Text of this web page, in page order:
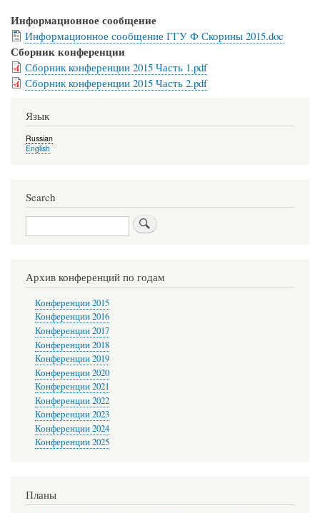
Информационное сообщение
Информационное сообщение ГГУ Ф Скорины 2015.doc
Сборник конференции
Сборник конференции 2015 Часть 1.pdf
Сборник конференции 2015 Часть 2.pdf
Язык
Russian
English
Search
Search
Архив конференций по годам
Конференции 2015
Конференции 2016
Конференции 2017
Конференции 2018
Конференции 2019
Конференции 2020
Конференции 2021
Конференции 2022
Конференции 2023
Конференции 2024
Конференции 2025
Планы